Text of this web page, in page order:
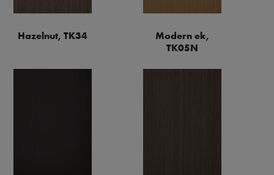
Hazelnut, TK34
Modern ek,
TK05N